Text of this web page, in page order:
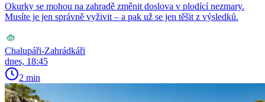
Okurky se mohou na zahradě změnit doslova v plodící nezmary.
Musíte je jen správně vyživit – a pak už se jen těšit z výsledků.
Chalupáři-Zahrádkáři
dnes, 18:45
2 min